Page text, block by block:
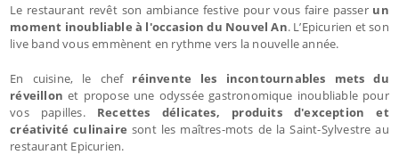
Le restaurant revêt son ambiance festive pour vous faire passerun
moment inoubliable à l'occasion du Nouvel An. L’Epicurien et son
live band vous emmènent en rythme vers la nouvelle année.
En cuisine, le chef réinvente les incontournables mets du
réveillon et propose une odyssée gastronomique inoubliable pour
vos papilles. Recettes délicates, produits d'exception et
créativité culinaire sont les maîtres-mots de la Saint-Sylvestre au
restaurant Epicurien.